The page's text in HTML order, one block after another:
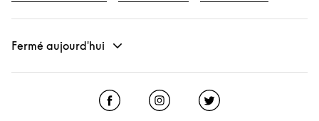
Fermé aujourd'hui
Click to open Facebook
Link Opens in New Tab
Click to open Instagram
Link Opens in New Tab
Click to open Twitter
Link Opens in